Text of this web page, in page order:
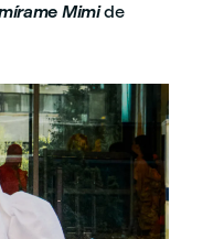
Mimide